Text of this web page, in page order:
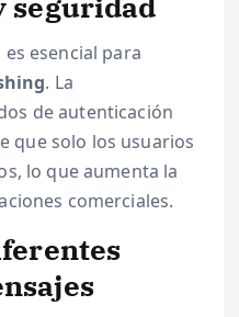
esencial para
. La
de autenticación
que solo los usuarios
lo que aumenta la
comerciales.